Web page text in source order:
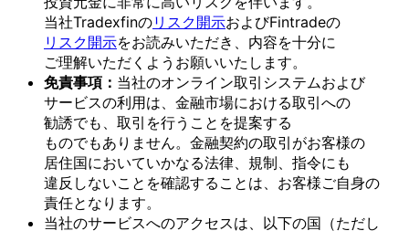
当社Tradexfinのリスク開示およびFintradeの
リスク開示をお読みいただき、 内容を十分に
ご理解いただく よう お願いいたします。
免責事項： 当社のオンライン取引システムおよび
サービスの利用は、 金融市場における取引への
勧誘でも、 取引を行う ことを提案する
ものでもありません。 金融契約の取引がお客様の
居住国においていかなる法律、 規制、 指令にも
違反しないことを確認する ことは、 お客様ご自身の
責任と なります。
当社のサービスへのアクセスは、 以下の国 （ただし